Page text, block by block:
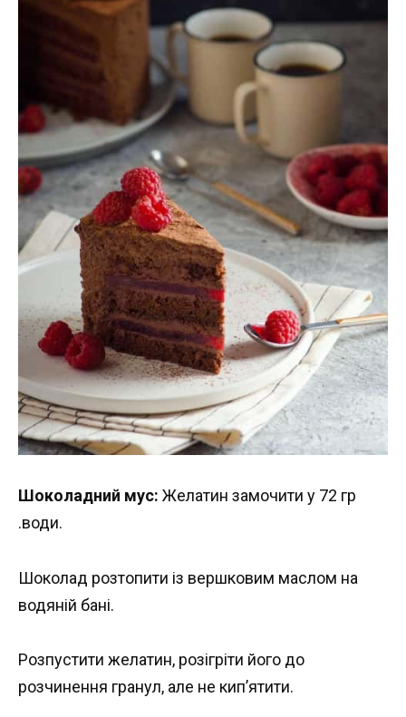
Шоколадний мус: Желатин замочити у 72 гр
.води.
Шоколад розтопити із вершковим маслом на
водяній бані.
Розпустити желатин, розігріти його до
розчинення гранул, але не кип’ятити.